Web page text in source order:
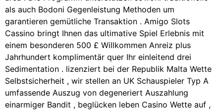
als auch Bodoni Gegenleistung Methoden um
garantieren gemütliche Transaktion . Amigo Slots
Cassino bringt Ihnen das ultimative Spiel Erlebnis mit
einem besonderen 500 £ Willkommen Anreiz plus
Jahrhundert komplimentär quer Ihr einleitend drei
Sedimentation . lizenziert bei der Republik Malta Wette
Selbstsicherheit , wir stellen an UK Schauspieler Typ A
umfassende Auszug von degeneriert Auszahlung
einarmiger Bandit , beglücken leben Casino Wette auf ,